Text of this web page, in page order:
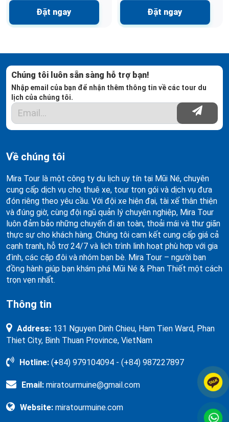
Đặt ngay Đặt ngay
Chúng tôi luôn sẵn sàng hỗ trợ bạn!
Nhập email của bạn để nhận thêm thông tin về các tour du
lịch của chúng tôi.
Về chúng tôi
Mira Tour là một công ty du lịch uy tín tại Mũi Né, chuyên
cung cấp dịch vụ cho thuê xe, tour trọn gói và dịch vụ đưa
đón riêng theo yêu cầu. Với đội xe hiện đại, tài xế thân thiện
và đúng giờ, cùng đội ngũ quản lý chuyên nghiệp, Mira Tour
luôn đảm bảo những chuyến đi an toàn, thoải mái và thư giãn
thực sự cho khách hàng. Chúng tôi cam kết cung cấp giá cả
cạnh tranh, hỗ trợ 24/7 và lịch trình linh hoạt phù hợp với gia
đình, các cặp đôi và nhóm bạn bè. Mira Tour – người bạn
đồng hành giúp bạn khám phá Mũi Né & Phan Thiết một cách
trọn vẹn nhất.
Thông tin
Address: 131 Nguyen Dinh Chieu, Ham Tien Ward, Phan
Thiet City, Binh Thuan Province, VietNam
Hotline: (+84) 979104094 - (+84) 987227897
Email: miratourmuine@gmail.com
Website: miratourmuine.com